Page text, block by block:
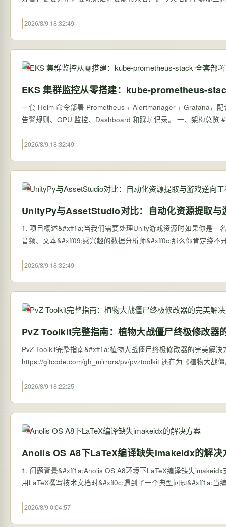
爬…
2026/8/9 18:32:49
EKS 集群监控从零搭建：kube-prometheus-
一套 Helm 命令部署 Prometheus + Alertmanager + Grafana，
告警规则、GPU 监控、Dashboard 和踩坑记录。 一、架构总
2026/8/9 18:32:49
UnityPy与AssetStudio对比：自动化资源提取与
1. 项目概述&#xff1a;当我们需要处理Unity游戏资源时如果你是
音频、文本&#xff09;感兴趣的数据分析师&#xff0c;那么你肯定绕
2026/8/9 18:32:49
PvZ Toolkit完整指南：植物大战僵尸终极修改器
PvZ Toolkit完整指南&#xff1a;植物大战僵尸终极修改器的完美解决方
https://gitcode.com/
2026/8/9 18:22:25
Anolis OS A8下LaTeX编译缺失imakeidx的解决
1. 问题背景&#xff1a;Anolis OS A8环境下LaTeX编译缺失
用LaTeX撰写技术文档时&#xff0c;遇到了一个典型问题&#xff1a;
2026/8/9 0:04:57